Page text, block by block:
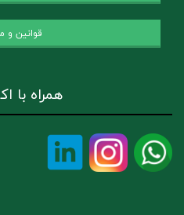
قوانین و
همراه با